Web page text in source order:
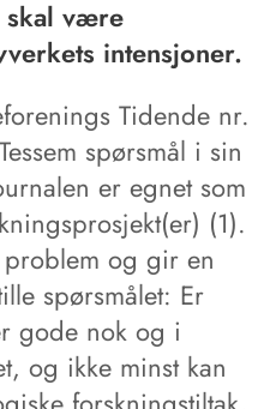
skal være
intensjoner.
Tidende nr.
spørsmål i sin
er egnet som
(1).
og gir en
spørsmålet: Er
gode nok og i
og ikke minst kan